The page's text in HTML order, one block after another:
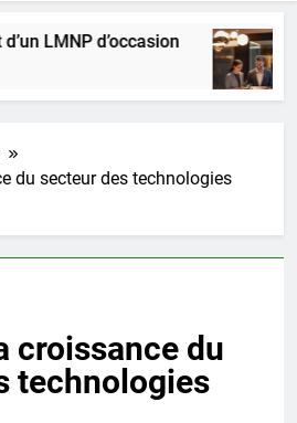
d’occasion
3
du secteur des technologies
croissance du
technologies